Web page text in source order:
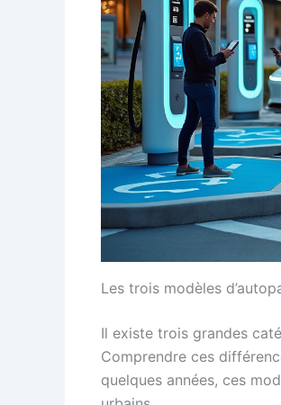
Les trois modèles
Il existe trois grandes
Comprendre ces
quelques années, ces